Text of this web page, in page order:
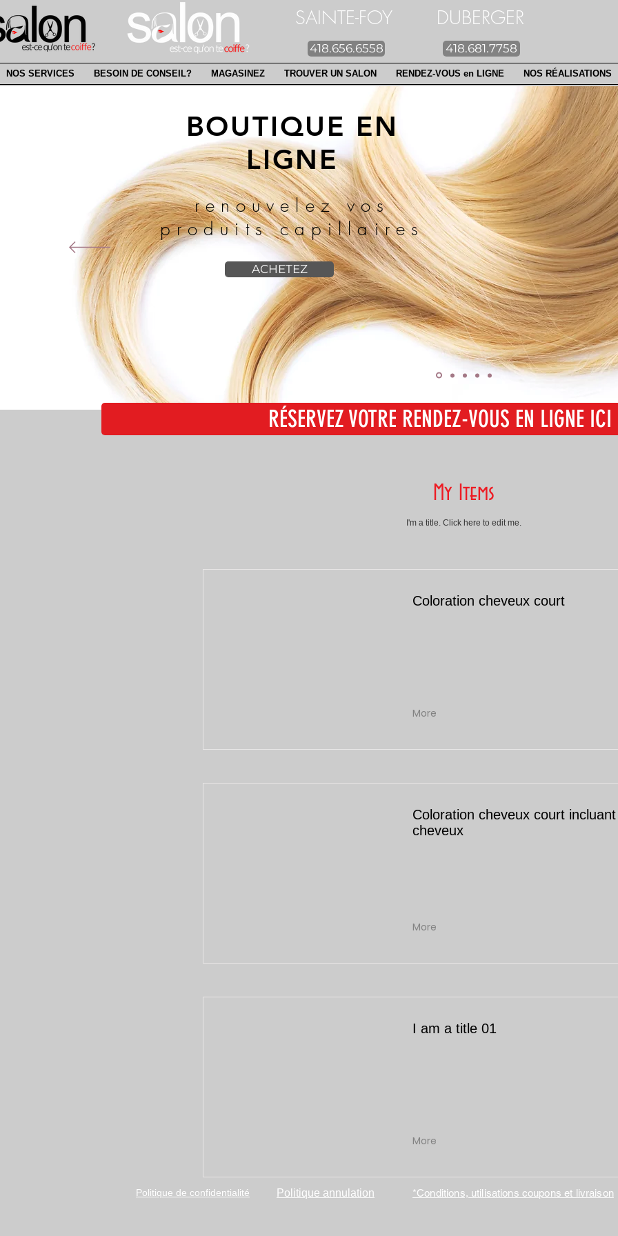
NOS SERVICES BESOIN DE CONSEIL? MAGASINEZ TROUVER UN SALON RENDEZ-VOUS en LIGNE NOS RÉALISATIONS
BOUTIQUE EN
LIGNE
renouvelez vos
produits capillaires
ACHETEZ
RÉSERVEZ VOTRE RENDEZ-VOUS EN LIGNE
RÉSERVEZ VOTRE RENDEZ-VOUS EN LIGNE ICI
SAINTE-FOY DUBERGER
418.656.6558 418.681.7758
My Items
I'm a title. ​Click here to edit me.
Coloration cheveux court
More
Coloration cheveux court
cheveux
More
I am a title 01
More
Politique de confidentialité Politique annulation *Conditions, utilisations coupons et livraison